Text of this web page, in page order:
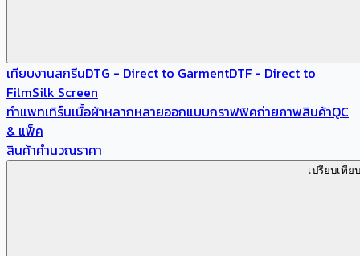
เทียบงานสกรีนDTG - Direct to GarmentDTF - Direct to
FilmSilk Screen
ทำแพทเทิร์นเนื้อผ้าหลากหลายออกแบบกราฟฟิคถ่ายภาพสินค้าQC
& แพ็ค
สินค้าคำนวณราคา
เปรียบเทียบ